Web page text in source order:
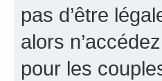
pas d’être
alors
pour les